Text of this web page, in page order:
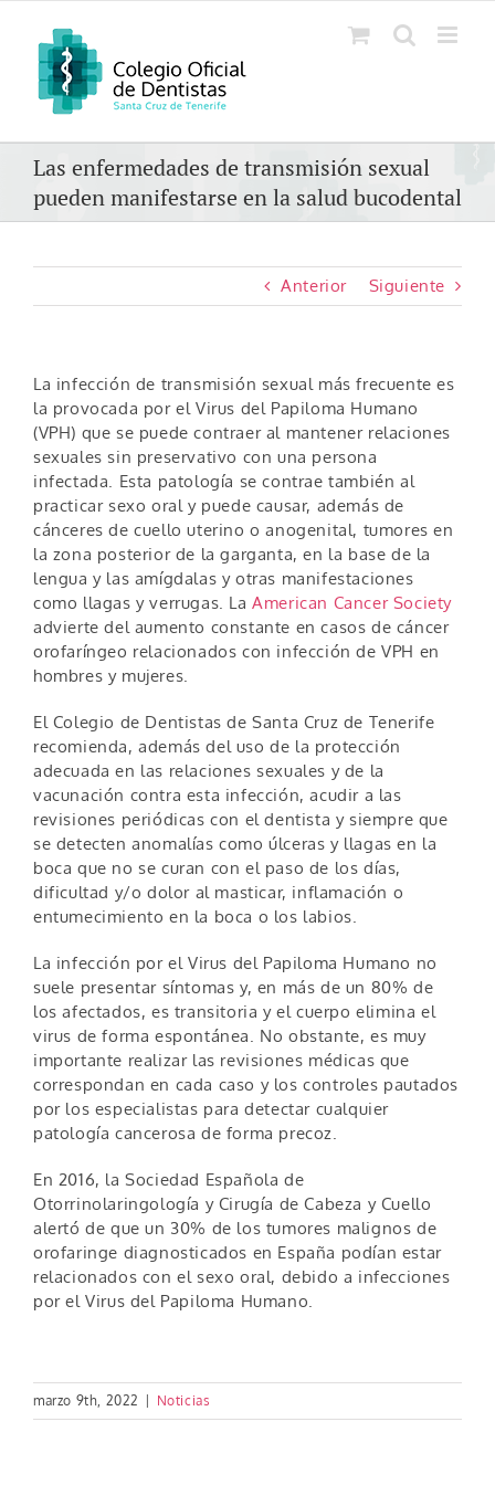
contenido
Las enfermedades de transmisión sexual
pueden manifestarse en la salud bucodental
Anterior Siguiente
La infección de transmisión sexual más frecuente es
la provocada por el Virus del Papiloma Humano
(VPH) que se puede contraer al mantener relaciones
sexuales sin preservativo con una persona
infectada. Esta patología se contrae también al
practicar sexo oral y puede causar, además de
cánceres de cuello uterino o anogenital, tumores en
la zona posterior de la garganta, en la base de la
lengua y las amígdalas y otras manifestaciones
como llagas y verrugas. LaAmerican Cancer Society
advierte del aumento constante en casos de cáncer
orofaríngeo relacionados con infección de VPH en
hombres y mujeres.
El Colegio de Dentistas de Santa Cruz de Tenerife
recomienda, además del uso de la protección
adecuada en las relaciones sexuales y de la
vacunación contra esta infección, acudir a las
revisiones periódicas con el dentista y siempre que
se detecten anomalías como úlceras y llagas en la
boca que no se curan con el paso de los días,
dificultad y/o dolor al masticar, inflamación o
entumecimiento en la boca o los labios.
La infección por el Virus del Papiloma Humano no
suele presentar síntomas y, en más de un 80% de
los afectados, es transitoria y el cuerpo elimina el
virus de forma espontánea. No obstante, es muy
importante realizar las revisiones médicas que
correspondan en cada caso y los controles pautados
por los especialistas para detectar cualquier
patología cancerosa de forma precoz.
En 2016, la Sociedad Española de
Otorrinolaringología y Cirugía de Cabeza y Cuello
alertó de que un 30% de los tumores malignos de
orofaringe diagnosticados en España podían estar
relacionados con el sexo oral, debido a infecciones
por el Virus del Papiloma Humano.
marzo 9th, 2022 Noticias